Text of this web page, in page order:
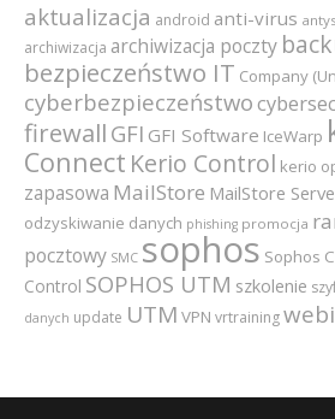
aktualizacja android anti-virus
archiwizacja archiwizacja poczty
bezpieczeństwo IT Company
cyberbezpieczeństwo
firewall GFI GFI Software IceWarp
Connect Kerio Control kerio
zapasowa MailStore MailStore
odzyskiwanie danych phishing promocja
pocztowy SMC sophos Sophos
Control SOPHOS UTM szkolenie
danych update UTM VPN vrtraining